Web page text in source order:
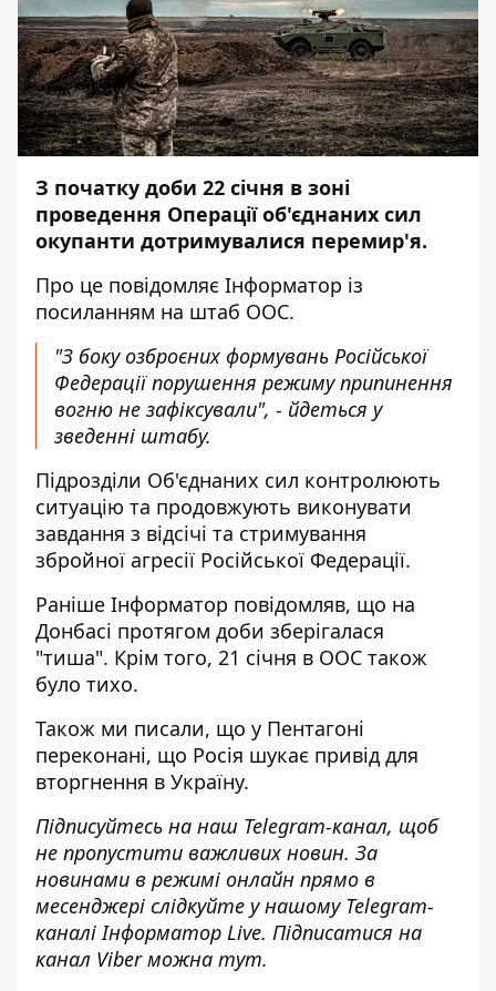
З початку доби 22 січня в зоні
проведення Операції об'єднаних сил
окупанти дотримувалися перемир'я.
Про це повідомляє Інформатор із
посиланням на штаб ООС.
"З боку озброєних формувань Російської
Федерації порушення режиму припинення
вогню не зафіксували", - йдеться у
зведенні штабу.
Підрозділи Об'єднаних сил контролюють
ситуацію та продовжують виконувати
завдання з відсічі та стримування
збройної агресії Російської Федерації.
Раніше Інформатор повідомляв, що на
Донбасі протягом доби зберігалася
"тиша". Крім того, 21 січня в ООС також
було тихо.
Також ми писали, що у Пентагоні
переконані, що Росія шукає привід для
вторгнення в Україну.
Підписуйтесь на наш Telegram-канал, щоб
не пропустити важливих новин. За
новинами в режимі онлайн прямо в
месенджері слідкуйте у нашому Telegram-
каналіІнформатор Live. Підписатися на
канал Viber можна тут.